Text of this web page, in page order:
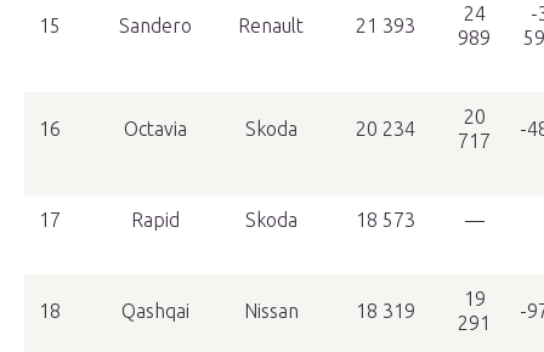
15 Sandero Renault 21 393
24
989
-
16 Octavia Skoda 20 234
20
717
-
17 Rapid Skoda 18 573 —
18 Qashqai Nissan 18 319
19
291
-